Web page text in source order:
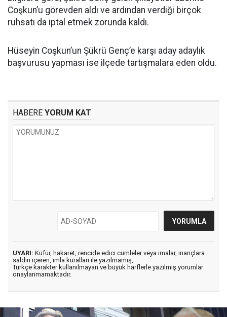
Coşkun’u görevden aldı ve ardından verdiği birçok
ruhsatı da iptal etmek zorunda kaldı.
Hüseyin Coşkun’un Şükrü Genç’e karşı aday adaylık
başvurusu yapması ise ilçede tartışmalara eden oldu.
HABERE YORUM KAT
UYARI: Küfür, hakaret, rencide edici cümleler veya imalar, inançlara
saldırı içeren, imla kuralları ile yazılmamış,
Türkçe karakter kullanılmayan ve büyük harflerle yazılmış yorumlar
onaylanmamaktadır.